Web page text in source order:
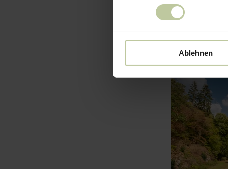
Ablehnen
mehr
erfahren
Rennrad-
Tour:
kurz
&amp;
knackig